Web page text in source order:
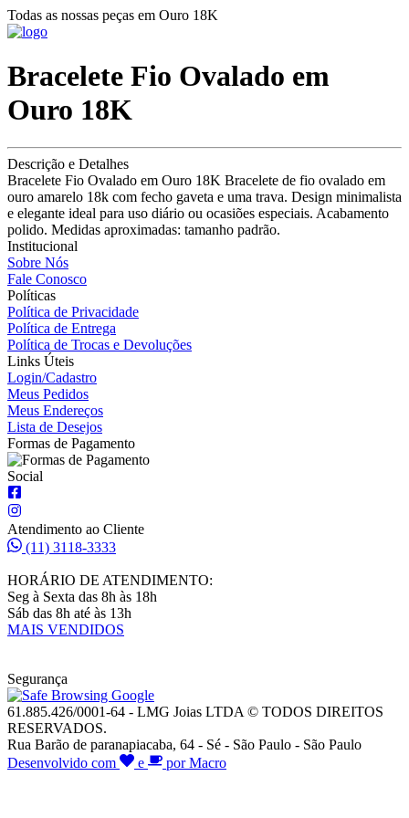
Todas as nossas peças em Ouro 18K
Bracelete Fio Ovalado em
Ouro 18K
Descrição e Detalhes
Bracelete Fio Ovalado em Ouro 18K Bracelete de fio ovalado em
ouro amarelo 18k com fecho gaveta e uma trava. Design minimalista
e elegante ideal para uso diário ou ocasiões especiais. Acabamento
polido. Medidas aproximadas: tamanho padrão.
Institucional
Sobre Nós
Fale Conosco
Políticas
Política de Privacidade
Política de Entrega
Política de Trocas e Devoluções
Links Úteis
Login/Cadastro
Meus Pedidos
Meus Endereços
Lista de Desejos
Formas de Pagamento
Social
Atendimento ao Cliente
(11) 3118-3333
HORÁRIO DE ATENDIMENTO:
Seg à Sexta das 8h às 18h
Sáb das 8h até às 13h
MAIS VENDIDOS
Segurança
61.885.426/0001-64 - LMG Joias LTDA © TODOS DIREITOS
RESERVADOS.
Rua Barão de paranapiacaba, 64 - Sé - São Paulo - São Paulo
Desenvolvido com
e por Macro